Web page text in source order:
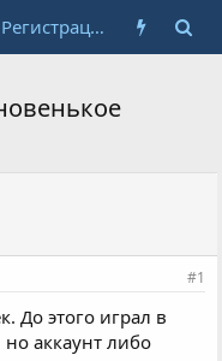
Регистрация
#1
До этого играл в
аккаунт либо